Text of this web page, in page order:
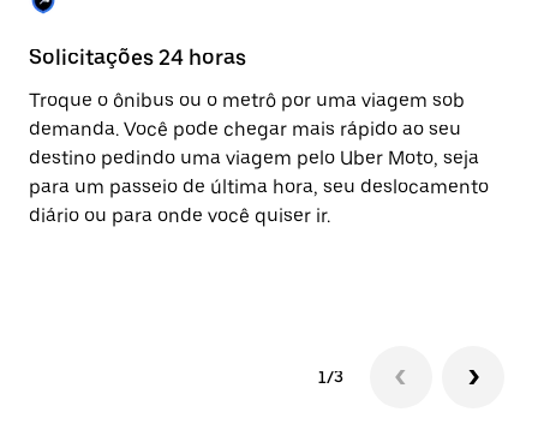
Solicitações 24 horas
Troque o ônibus ou o metrô por uma viagem sob
demanda. Você pode chegar mais rápido ao seu
destino pedindo uma viagem pelo Uber Moto, seja
para um passeio de última hora, seu deslocamento
diário ou para onde você quiser ir.
1/3